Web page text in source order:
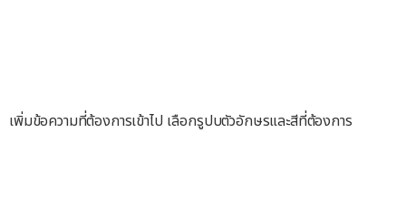
เพิ่มข้อความที่ต้องการเข้าไป เลือกรูปบตัวอักษรและสีที่ต้องการ